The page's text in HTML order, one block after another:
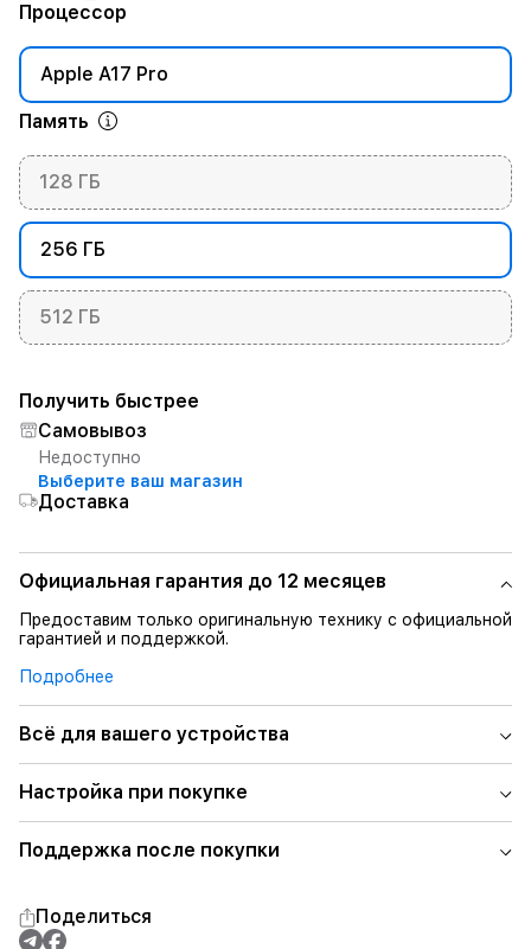
Процессор
Apple A17 Pro
Память
128 ГБ
256 ГБ
512 ГБ
Получить быстрее
Самовывоз
Недоступно
Выберите ваш магазин
Доставка
Официальная гарантия до 12 месяцев
Предоставим только оригинальную технику с официальной
гарантией и поддержкой.
Подробнее
Всё для вашего устройства
Настройка при покупке
Поддержка после покупки
Поделиться